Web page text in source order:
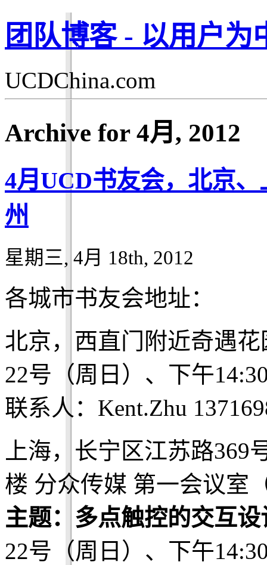
团队博客 - 以用户为
UCDChina.com
Archive for 4月, 2012
4月UCD书友会，北京
州
星期三, 4月 18th, 2012
各城市书友会地址：
北京，西直门附近奇遇花
22号（周日）、下午
联系人：Kent.Zhu
上海，长宁区江苏路
楼 分众传媒 第一会议室
主题：多点触控的交互设
22号（周日）、下午